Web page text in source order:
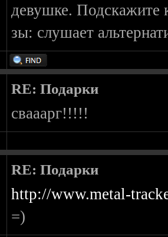
девушке. Подскажите
зы: слушает
RE: Подарки
свааарг!!!!!
RE: Подарки
http://www.metal-
=)